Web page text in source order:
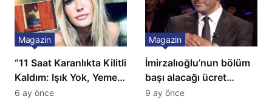
“11 Saat Karanlıkta Kilitli
Kaldım: Işık Yok, Yemek
Yok, Tuvalet Yok!”
Magazin
6 ay önce
İmirzalıoğlu’nun bölüm
başı alacağı ücret
Türkiye’de bir ilk:
Magazin
9 ay önce